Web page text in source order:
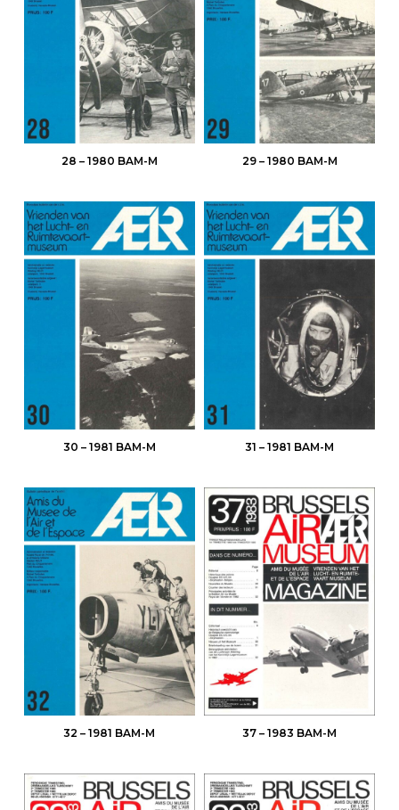
28 – 1980 BAM-M 29 – 1980 BAM-M
30 – 1981 BAM-M 31 – 1981 BAM-M
32 – 1981 BAM-M 37 – 1983 BAM-M